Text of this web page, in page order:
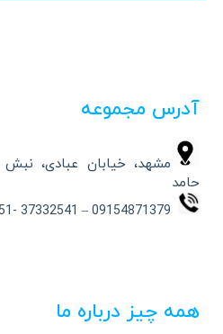
آدرس مجموعه
حامد
همه چیز درباره ما